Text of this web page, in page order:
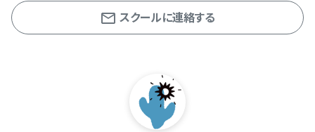
スクールに連絡する